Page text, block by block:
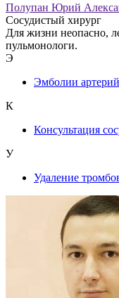
Полупан Юрий
Сосудистый хирург
Для жизни неопасно,
пульмонологи.
Э
Эмболии артерий
К
Консультация
У
Удаление